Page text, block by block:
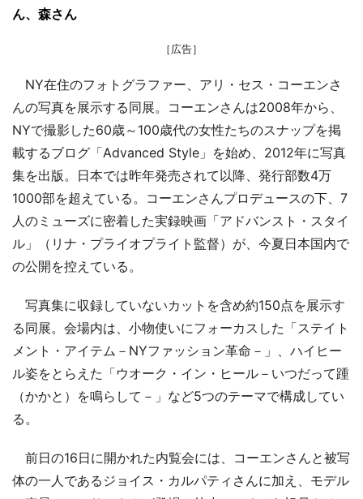
ん、森さん
［広告］
NY在住のフォトグラファー、アリ・セス・コーエンさ
んの写真を展示する同展。コーエンさんは2008年から、
NYで撮影した60歳～100歳代の女性たちのスナップを掲
載するブログ「Advanced Style」を始め、2012年に写真
集を出版。日本では昨年発売されて以降、発行部数4万
1000部を超えている。コーエンさんプロデュースの下、7
人のミューズに密着した実録映画「アドバンスト・スタイ
ル」（リナ・プライオプライト監督）が、今夏日本国内で
の公開を控えている。
写真集に収録していないカットを含め約150点を展示す
る同展。会場内は、小物使いにフォーカスした「ステイト
メント・アイテム－NYファッション革命－」、ハイヒー
ル姿をとらえた「ウオーク・イン・ヒール－いつだって踵
（かかと）を鳴らして－」など5つのテーマで構成してい
る。
前日の16日に開かれた内覧会には、コーエンさんと被写
体の一人であるジョイス・カルパティさんに加え、モデル